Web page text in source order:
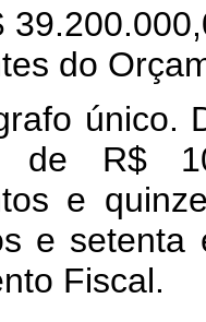
do
único.
de R$
e
e setenta
Fiscal.